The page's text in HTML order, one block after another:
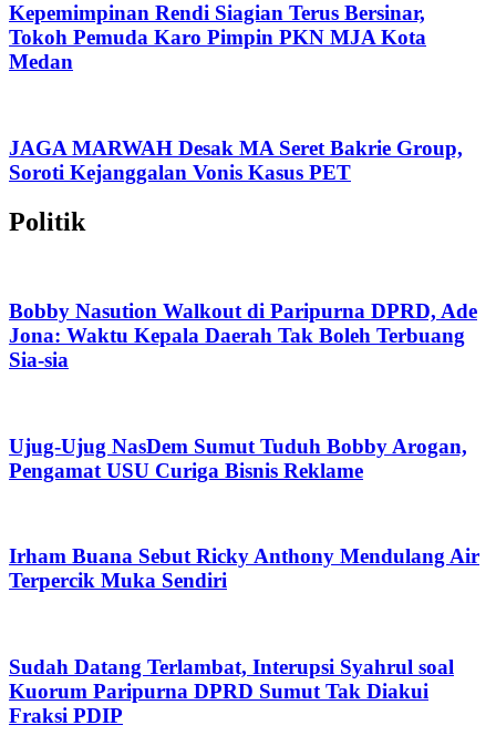
Kepemimpinan Rendi Siagian Terus Bersinar,
Tokoh Pemuda Karo Pimpin PKN MJA Kota
Medan
JAGA MARWAH Desak MA Seret Bakrie Group,
Soroti Kejanggalan Vonis Kasus PET
Politik
Bobby Nasution Walkout di Paripurna DPRD, Ade
Jona: Waktu Kepala Daerah Tak Boleh Terbuang
Sia-sia
Ujug-Ujug NasDem Sumut Tuduh Bobby Arogan,
Pengamat USU Curiga Bisnis Reklame
Irham Buana Sebut Ricky Anthony Mendulang Air
Terpercik Muka Sendiri
Sudah Datang Terlambat, Interupsi Syahrul soal
Kuorum Paripurna DPRD Sumut Tak Diakui
Fraksi PDIP